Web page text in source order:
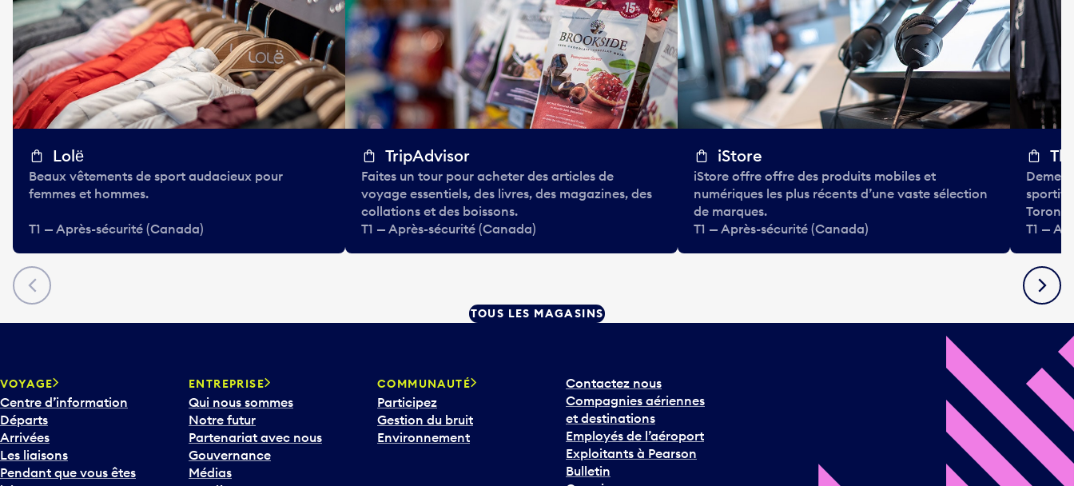
Précédent
Lolё
Beaux vêtements de sport audacieux pour
femmes et hommes.
T1 — Après-sécurité (Canada)
TripAdvisor
Faites un tour pour acheter des articles de
voyage essentiels, des livres, des magazines, des
collations et des boissons.
T1 — Après-sécurité (Canada)
iStore
iStore offre offre des produits mobiles et
numériques les plus récents d’une vaste sélection
de marques.
T1 — Après-sécurité (Canada)
sportifs
T1 —
TOUS LES MAGASINS
VOYAGE
Centre d’information
Départs
Arrivées
Les liaisons
Pendant que vous êtes
ENTREPRISE
Qui nous sommes
Notre futur
Partenariat avec nous
Gouvernance
Médias
COMMUNAUTÉ
Participez
Gestion du bruit
Environnement
Contactez nous
Compagnies aériennes
et destinations
Employés de l’aéroport
Exploitants à Pearson
Bulletin